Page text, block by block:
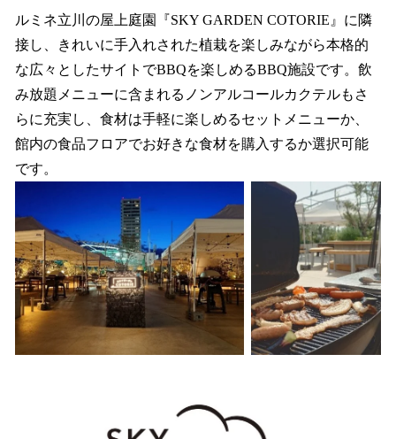
ルミネ立川の屋上庭園『SKY GARDEN COTORIE』に隣
接し、きれいに手入れされた植栽を楽しみながら本格的
な広々としたサイトでBBQを楽しめるBBQ施設です。飲
み放題メニューに含まれるノンアルコールカクテルもさ
らに充実し、食材は手軽に楽しめるセットメニューか、
館内の食品フロアでお好きな食材を購入するか選択可能
です。